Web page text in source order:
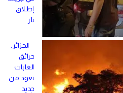
إطلاق
نار
الجزائر:
حرائق
الغابات
تعود من
جديد